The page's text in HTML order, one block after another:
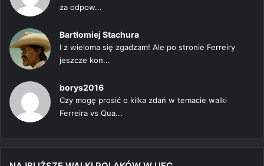
za odpow...
Bartłomiej Stachura
I z wieloma się zgadzam! Ale po stronie Ferreiry
jeszcze kon...
borys2016
Czy mogę prosić o kilka zdań w temacie walki
Ferreira vs Qua...